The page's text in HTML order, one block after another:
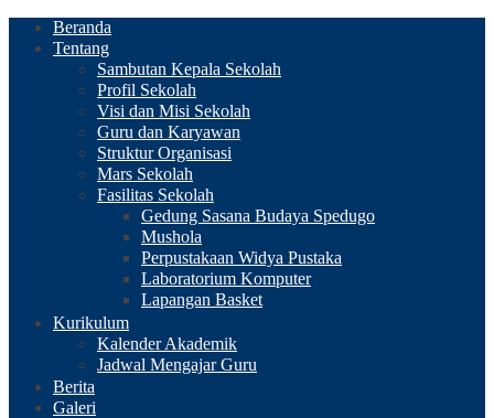
Beranda
Tentang
Sambutan Kepala Sekolah
Profil Sekolah
Visi dan Misi Sekolah
Guru dan Karyawan
Struktur Organisasi
Mars Sekolah
Fasilitas Sekolah
Gedung Sasana Budaya Spedugo
Mushola
Perpustakaan Widya Pustaka
Laboratorium Komputer
Lapangan Basket
Kurikulum
Kalender Akademik
Jadwal Mengajar Guru
Berita
Galeri